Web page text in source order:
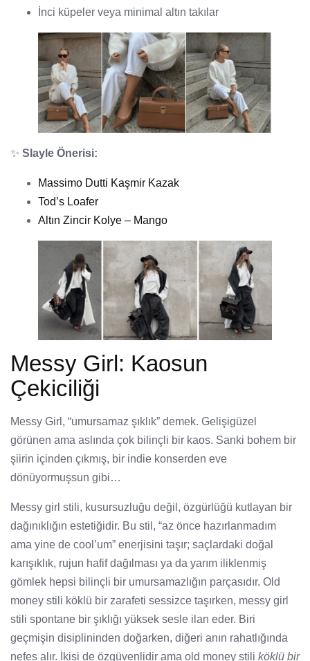
İnci küpeler veya minimal altın takılar
✨ Slayle Önerisi:
Massimo Dutti Kaşmir Kazak
Tod’s Loafer
Altın Zincir Kolye – Mango
Messy Girl: Kaosun
Çekiciliği
Messy Girl, “umursamaz şıklık” demek. Gelişigüzel
görünen ama aslında çok bilinçli bir kaos. Sanki bohem bir
şiirin içinden çıkmış, bir indie konserden eve
dönüyormuşsun gibi…
Messy girl stili, kusursuzluğu değil, özgürlüğü kutlayan bir
dağınıklığın estetiğidir. Bu stil, “az önce hazırlanmadım
ama yine de cool’um” enerjisini taşır; saçlardaki doğal
karışıklık, rujun hafif dağılması ya da yarım iliklenmiş
gömlek hepsi bilinçli bir umursamazlığın parçasıdır. Old
money stili köklü bir zarafeti sessizce taşırken, messy girl
stili spontane bir şıklığı yüksek sesle ilan eder. Biri
geçmişin disiplininden doğarken, diğeri anın rahatlığında
nefes alır. İkisi de özgüvenlidir ama old money stili köklü bir